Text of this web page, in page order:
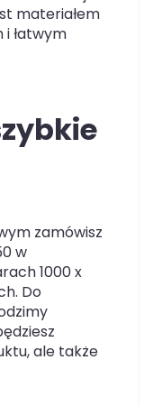
materiałem
łatwym
zamówisz
w
1000 x
Do
ale także